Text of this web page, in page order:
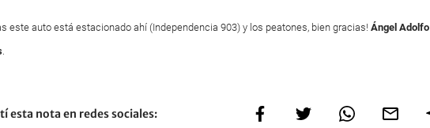
este auto está estacionado ahí (Independencia 903) y los peatones, bien gracias! Ángel Adolfo
.
esta nota en redes sociales: